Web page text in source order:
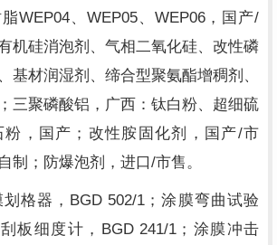
WEP04、 WEP05、 WEP06，国产/
机硅消泡剂、气相二氧化硅、改性磷
基材润湿剂、缔合型聚氨酯增稠剂、
三聚磷酸铝，广西：钛白粉、超细硫
，国产；改性胺固化剂，国产/市
制；防爆泡剂，进口/市售。
格器， BGD 502/1 ；涂膜弯曲试验
板细度计， BGD 241/1 ；涂膜冲击